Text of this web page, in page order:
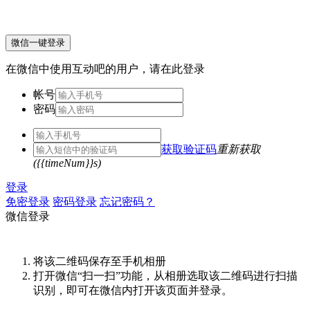
微信一键登录
在微信中使用互动吧的用户，请在此登录
帐号
密码
获取验证码重新获取
({{timeNum}}s)
登录
免密登录 密码登录 忘记密码？
微信登录
将该二维码保存至手机相册
打开微信“扫一扫”功能，从相册选取该二维码进行扫描
识别，即可在微信内打开该页面并登录。